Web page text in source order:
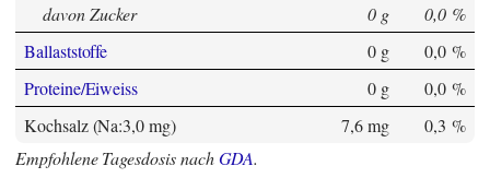
davon Zucker
0 g
0,0 %
Ballaststoffe
0 g
0,0 %
Proteine/Eiweiss
0 g
0,0 %
Kochsalz (Na:3,0 mg)
7,6 mg
0,3 %
Empfohlene Tagesdosis nachGDA.